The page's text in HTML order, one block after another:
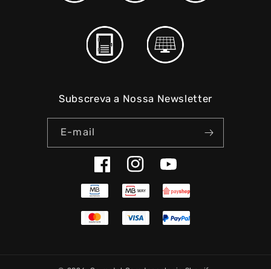
Subscreva a Nossa Newsletter
E-mail
FacebookInstagramYouTube